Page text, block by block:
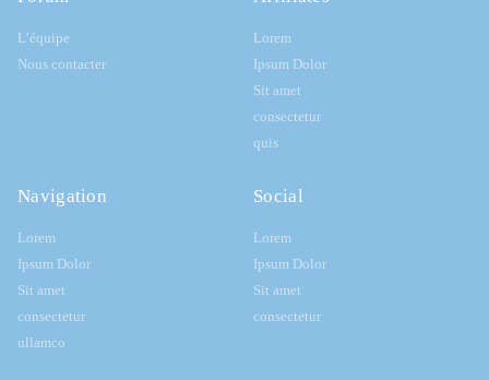
L’équipe
Nous contacter
Lorem
Ipsum Dolor
Sit amet
consectetur
quis
Navigation
Lorem
Ipsum Dolor
Sit amet
consectetur
ullamco
Social
Lorem
Ipsum Dolor
Sit amet
consectetur